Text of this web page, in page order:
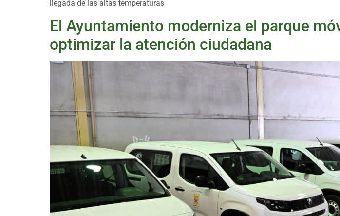
llegada de las altas temperaturas
El Ayuntamiento moderniza el parque
optimizar la atención ciudadana